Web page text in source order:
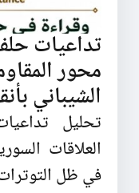
تداعيات
محور
الشيباني
تحليل
العلاقات
في ظل